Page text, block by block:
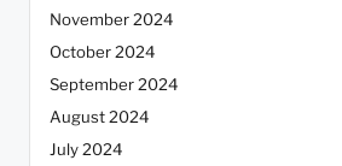
November 2024
October 2024
September 2024
August 2024
July 2024